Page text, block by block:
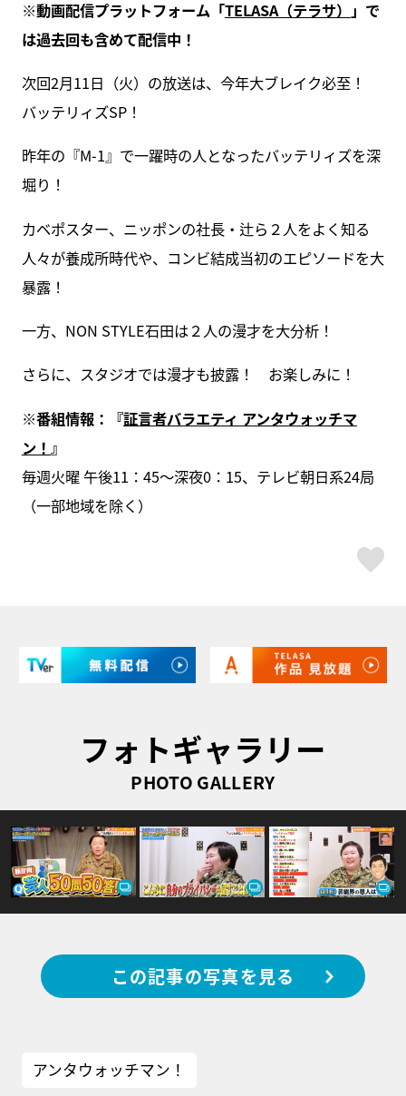
※動画配信プラットフォーム「TELASA（テラサ） 」で
は過去回も含めて配信中！
次回2月11日（火）の放送は、今年大ブレイク必至！
バッテリィズSP！
昨年の『M-1』で一躍時の人となったバッテリィズを深
堀り！
カベポスター、ニッポンの社長・辻ら２人をよく知る
人々が養成所時代や、コンビ結成当初のエピソードを大
暴露！
一方、NON STYLE石田は２人の漫才を大分析！
さらに、スタジオでは漫才も披露！ お楽しみに！
※番組情報：『証言者バラエティ アンタウォッチマ
ン！ 』
毎週火曜 午後11：45～深夜0：15、テレビ朝日系24局
（一部地域を除く）
フォトギャラリー
PHOTO GALLERY
この記事の写真を見る
アンタウォッチマン！